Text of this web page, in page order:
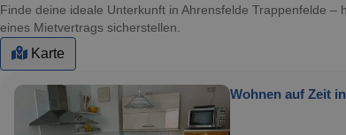
Finde deine ideale Unterkunft in Ahrensfelde Trappenfelde
eines Mietvertrags sicherstellen.
Karte
Wohnen auf Zeit